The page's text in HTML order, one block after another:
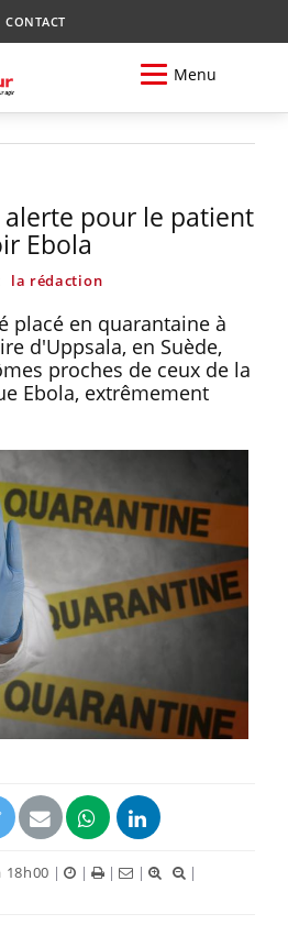
CONTACT
Menu
alerte pour le patient
Ebola
la rédaction
placé en quarantaine à
d'Uppsala, en Suède,
proches de ceux de la
Ebola, extrêmement
18h00 | | | |
|